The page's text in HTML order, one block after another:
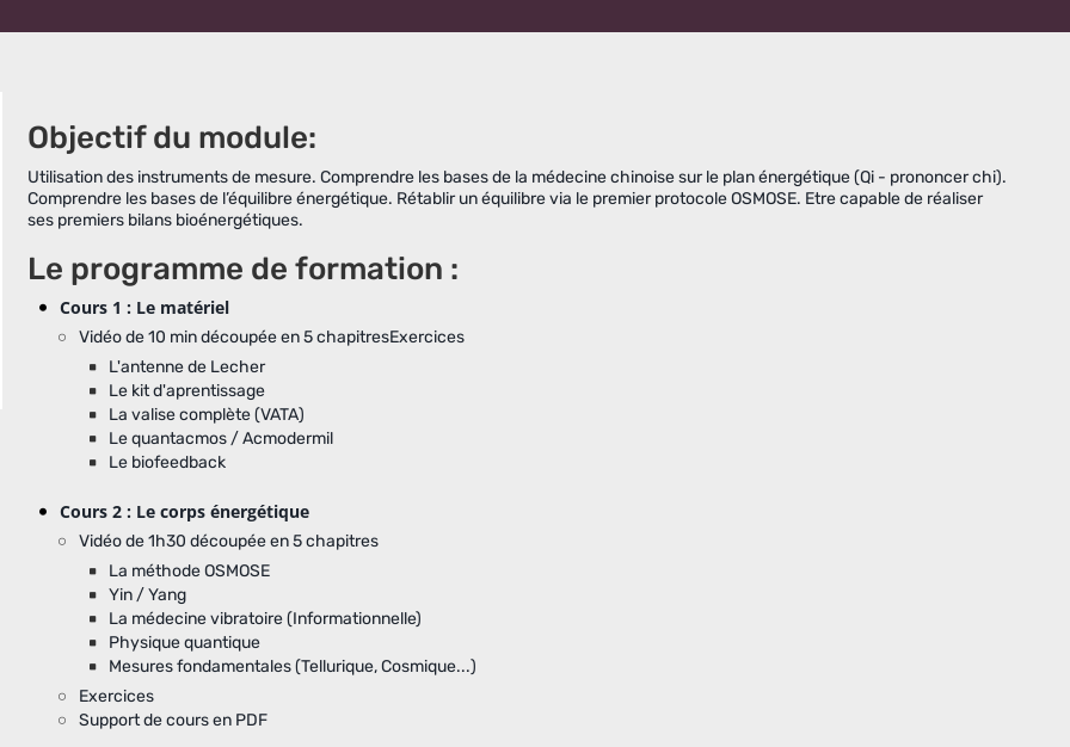
Objectif du module:
Utilisation des instruments de mesure. Comprendre les bases de la médecine chinoise sur le plan énergétique (Qi - prononcer chi).
Comprendre les bases de l’équilibre énergétique. Rétablir un équilibre via le premier protocole OSMOSE. Etre capable de réaliser
ses premiers bilans bioénergétiques.
Le programme de formation :
Cours 1 : Le matériel
Vidéo de 10 min découpée en 5 chapitresExercices
L'antenne de Lecher
Le kit d'aprentissage
La valise complète (VATA)
Le quantacmos / Acmodermil
Le biofeedback
Cours 2 : Le corps énergétique
Vidéo de 1h30 découpée en 5 chapitres
La méthode OSMOSE
Yin / Yang
La médecine vibratoire (Informationnelle)
Physique quantique
Mesures fondamentales (Tellurique, Cosmique...)
Exercices
Support de cours en PDF